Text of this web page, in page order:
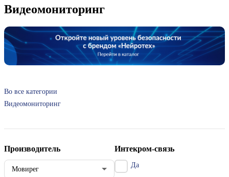
Видеомониторинг
Во все категории
Видеомониторинг
Производитель
Мовирег
Интекром-связь
Да